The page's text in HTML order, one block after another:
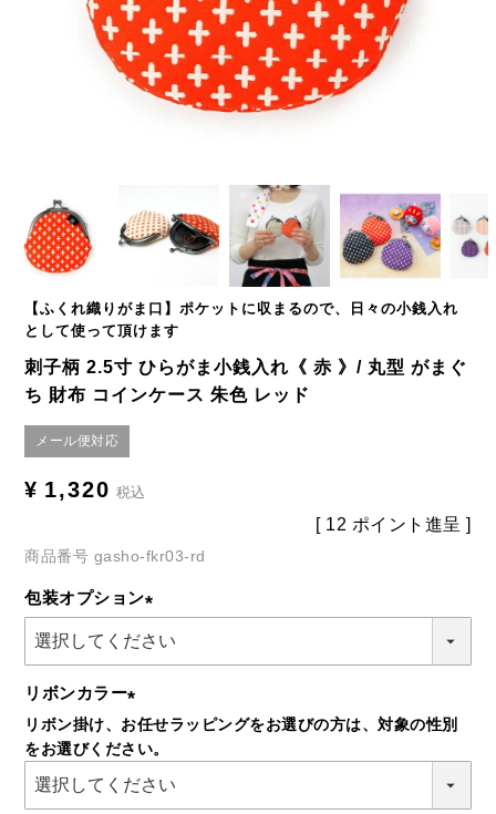
【ふくれ織りがま口】ポケットに収まるので、日々の小銭入れ
として使って頂けます
刺子柄 2.5寸 ひらがま小銭入れ《 赤 》/ 丸型 がまぐ
ち 財布 コインケース 朱色 レッド
メール便対応
¥ 1,320 税込
[ 12 ポイント進呈 ]
商品番号 gasho-fkr03-rd
包装オプション
(必
リボンカラー
(必
須)
リボン掛け、お任せラッピングをお選びの方は、対象の性別
をお選びください。